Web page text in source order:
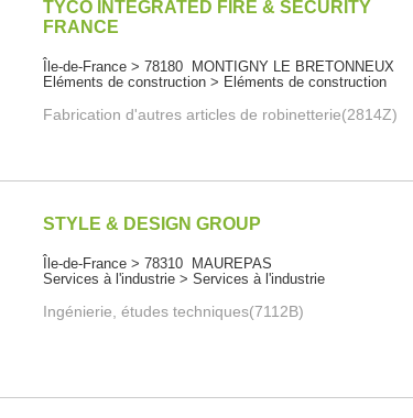
TYCO INTEGRATED FIRE & SECURITY
FRANCE
Île-de-France > 78180 MONTIGNY LE BRETONNEUX
Eléments de construction > Eléments de construction
Fabrication d'autres articles de robinetterie(2814Z)
STYLE & DESIGN GROUP
Île-de-France > 78310 MAUREPAS
Services à l'industrie > Services à l'industrie
Ingénierie, études techniques(7112B)